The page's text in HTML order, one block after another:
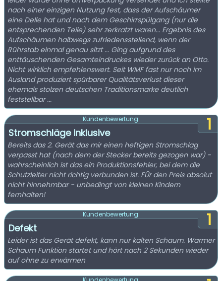
nach einer einzigen Nutzung fest, dass der Aufschäumer
eine Delle hat und nach dem Geschirrspülgang (nur die
entsprechenden Teile) sehr zerkratzt waren... Ergebnis des
Aufschäumen halbwegs zufriedensstellend, wenn der
Rührstab einmal genau sitzt ... Ging aufgrund des
enttäuschenden Gesamteindruckes wieder zurück an Otto.
Nicht wirklich empfehlenswert. Seit WMF fast nur noch im
Ausland produziert spürbarer Qualitätsverlust dieser
ehemals stolzen deutschen Traditionsmarke deutlich
feststellbar ...
1
Kundenbewertung:
Stromschläge inklusive
Bereits das 2. Gerät das mir einen heftigen Stromschlag
verpasst hat (nach dem der Stecker bereits gezogen war) -
wahrscheinlich ist das ein Produktionsfehler, bei dem die
Schutzleiter nicht richtig verbunden ist. FÜr den Preis absolut
nicht hinnehmbar - unbedingt von kleinen Kindern
fernhalten!
1
Kundenbewertung:
Defekt
Leider ist das Gerät defekt, kann nur kalten Schaum. Warmer
Schaum Funktion startet und hört nach 2 Sekunden wieder
auf ohne zu erwärmen